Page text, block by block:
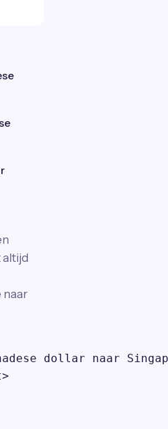
altijd
naar
dollar naar